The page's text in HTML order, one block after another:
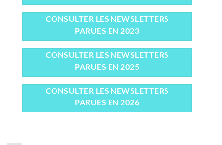
CONSULTER LES NEWSLETTERS
PARUES EN 2023
CONSULTER LES NEWSLETTERS
PARUES EN 2025
CONSULTER LES NEWSLETTERS
PARUES EN 2026